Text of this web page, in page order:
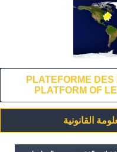
PLATEFORME
PLATFORM OF
القانونية